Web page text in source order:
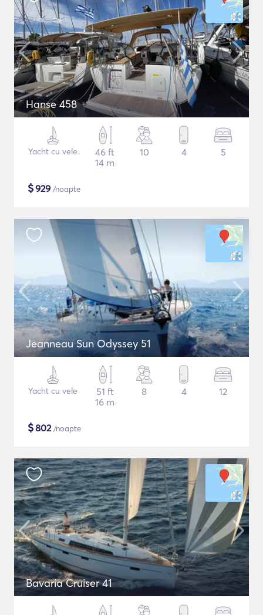
Hanse 458
Yacht cu vele
46 ft
14 m
10 4 5
$929 /noapte
Jeanneau Sun Odyssey 51
Yacht cu vele
51 ft
16 m
8 4 12
$802/noapte
Bavaria Cruiser 41